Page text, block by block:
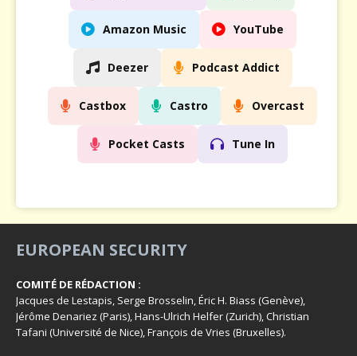
Amazon Music YouTube
Deezer Podcast Addict
Castbox Castro Overcast
Pocket Casts Tune In
EUROPEAN SECURITY
COMITÉ DE RÉDACTION :
Jacques de Lestapis, Serge Brosselin, Éric H. Biass (Genève),
Jérôme Denariez (Paris), Hans-Ulrich Helfer (Zurich), Christian
Tafani (Université de Nice), François de Vries (Bruxelles).